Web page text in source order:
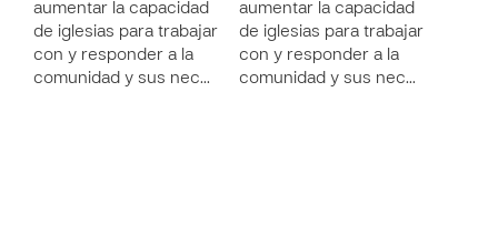
aumentar la capacidad
de iglesias para trabajar
con y responder a la
comunidad y sus nec…
aumentar la capacidad
de iglesias para trabajar
con y responder a la
comunidad y sus nec…